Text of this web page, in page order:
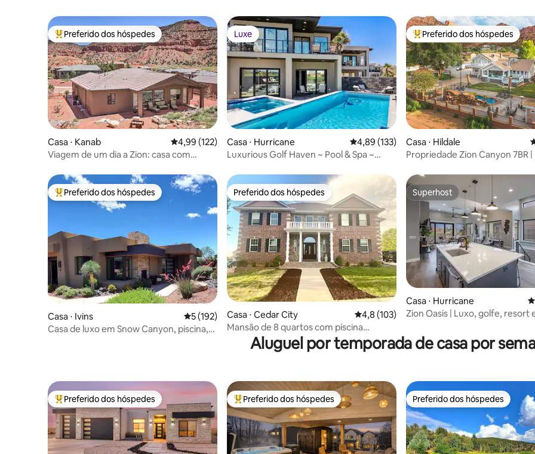
Entre os melhores preferidos dos hóspedes
Preferido dos hóspedes
Casa ⋅ Kanab 4,99 de uma avaliação média de 5, 122 avaliações
4,99 (122)
Viagem de um dia a Zion: casa com
Luxe
Luxe
Casa ⋅ Hurricane 4,89 de uma avaliação média de 5, 133
4,89 (133)
Luxurious Golf Haven ~ Pool & Spa ~
Entre os melhores preferidos
Preferido dos hóspedes
Casa ⋅ Hildale
Propriedade Zion Canyon 7BR |
Entre os melhores preferidos dos hóspedes
Preferido dos hóspedes
Casa ⋅ Ivins 5 de uma avaliação média de 5, 192 avaliações
5 (192)
Casa de luxo em Snow Canyon, piscina,
Preferido dos hóspedes
Preferido dos hóspedes
Casa ⋅ Cedar City 4,8 de uma avaliação média de 5, 103
4,8 (103)
Mansão de 8 quartos com piscina
privativa em Cedar City
Superhost
Superhost
Casa ⋅ Hurricane
Zion Oasis | Luxo, golfe, resort
Aluguel por temporada de casa por
Entre os melhores preferidos dos hóspedes
Preferido dos hóspedes Entre os melhores preferidos dos hóspedes
Preferido dos hóspedes Preferido dos hóspedes
Preferido dos hóspedes